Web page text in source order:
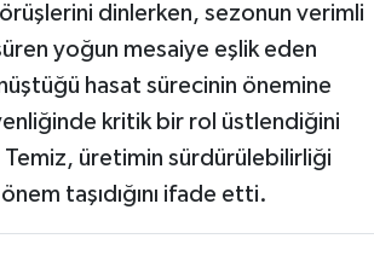
dinlerken, sezonun verimli
yoğun mesaiye eşlik eden
hasat sürecinin önemine
kritik bir rol üstlendiğini
Temiz, üretimin sürdürülebilirliği
taşıdığını ifade etti.